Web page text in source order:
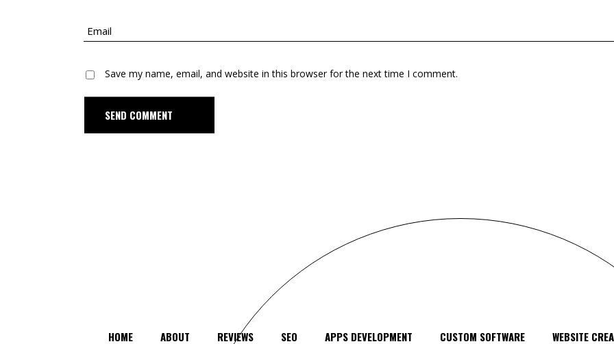
Save my name, email, and website in this browser for the next time I comment.
HOME ABOUT REVIEWS SEO APPS DEVELOPMENT CUSTOM SOFTWARE WEBSITE